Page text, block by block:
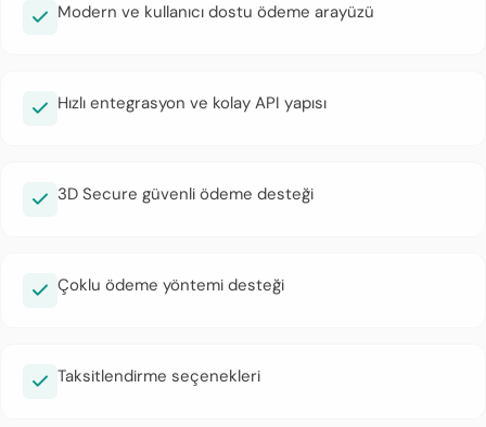
Modern ve kullanıcı dostu ödeme arayüzü
Hızlı entegrasyon ve kolay API yapısı
3D Secure güvenli ödeme desteği
Çoklu ödeme yöntemi desteği
Taksitlendirme seçenekleri